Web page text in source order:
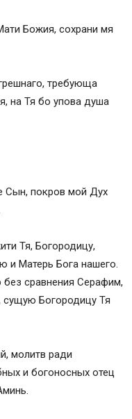
Божия, сохрани мя
требующа
на Тя бо упова душа
Сын, покров мой Дух
Тя, Богородицу,
и Матерь Бога нашего.
сравнения Серафим,
Богородицу Тя
молитв ради
и богоносных отец